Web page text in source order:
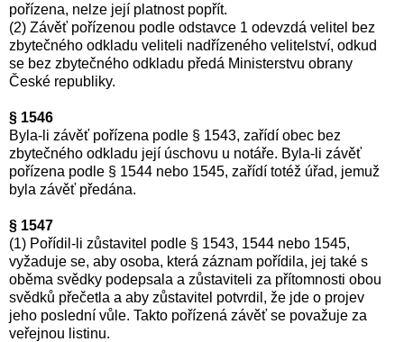
pořízena, nelze její platnost popřít.
(2) Závěť pořízenou podle odstavce 1 odevzdá velitel bez
zbytečného odkladu veliteli nadřízeného velitelství, odkud
se bez zbytečného odkladu předá Ministerstvu obrany
České republiky.
§ 1546
Byla-li závěť pořízena podle § 1543, zařídí obec bez
zbytečného odkladu její úschovu u notáře. Byla-li závěť
pořízena podle § 1544 nebo 1545, zařídí totéž úřad, jemuž
byla závěť předána.
§ 1547
(1) Pořídil-li zůstavitel podle § 1543, 1544 nebo 1545,
vyžaduje se, aby osoba, která záznam pořídila, jej také s
oběma svědky podepsala a zůstaviteli za přítomnosti obou
svědků přečetla a aby zůstavitel potvrdil, že jde o projev
jeho poslední vůle. Takto pořízená závěť se považuje za
veřejnou listinu.